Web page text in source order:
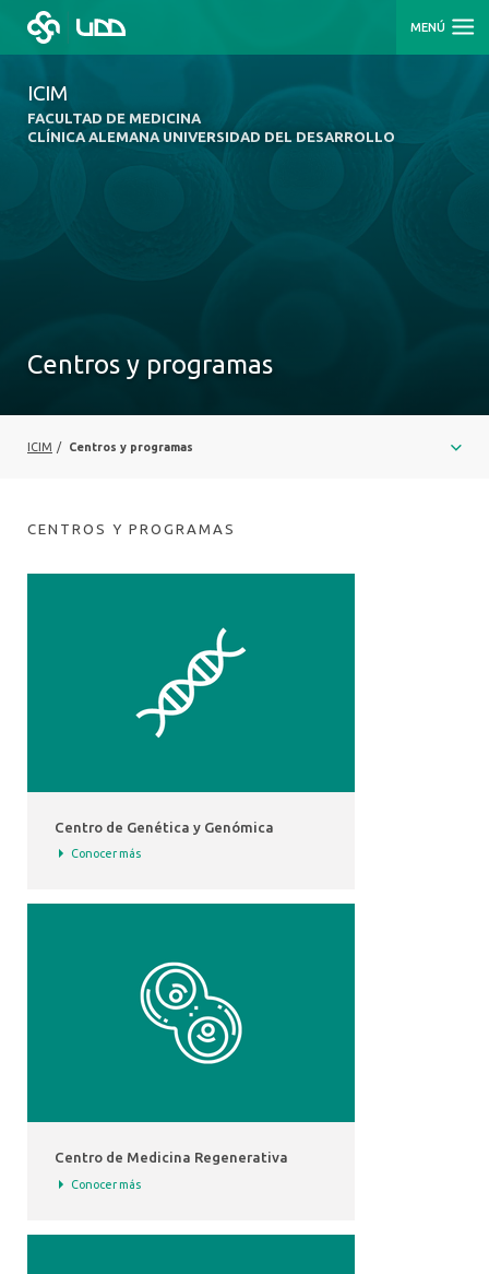
MENÚ
ICIM
FACULTAD DE MEDICINA
CLÍNICA ALEMANA UNIVERSIDAD DEL DESARROLLO
Centros y programas
ICIM / Centros y programas
CENTROS Y PROGRAMAS
Centro de Genética y Genómica
Conocer más
Centro de Medicina Regenerativa
Conocer más